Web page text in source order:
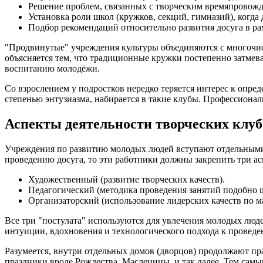
Решение проблем, связанных с творческим
Установка роли школ (кружков, секций, гимназий),
Подбор рекомендаций относительно развития досуга в
"Продвинутые" учреждения культуры объединяются с
объясняется тем, что традиционные кружки постепенно
воспитанию молодёжи.
Со взрослением у подростков нередко теряется интерес к
степенью энтузиазма, набирается в такие клубы.
Аспекты деятельности творческих
Учреждения по развитию молодых людей вступают
проведению досуга, то эти работники должны закрепить три
Художественный (развитие творческих качеств).
Педагогический (методика проведения занятий
Организаторский (использование лидерских качеств по
Все три "постулата" используются для увлечения молодых
интуиции, вдохновения и технологического подхода к
Разумеется, внутри отдельных домов (дворцов) продолжают